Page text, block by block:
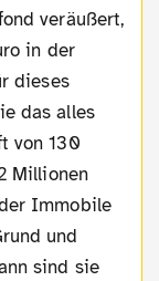
veräußert,
in der
dieses
das alles
von 130
Millionen
Immobile
und
sind sie